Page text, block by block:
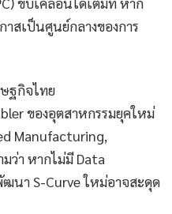
าสเป็นศูนย์กลางของการ
ษฐกิจไทย
ของอุตสาหกรรมยุคใหม่
Manufacturing,
ว่า หากไม่มี Data
นา S-Curve ใหม่อาจสะดุด